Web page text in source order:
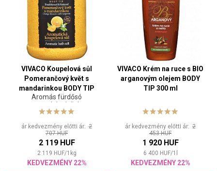
VIVACO Koupelová sůl
Pomerančový květ s
mandarinkou BODY TIP
1500 g
Aromás fürdősó
mandulaolajjal
ár kedvezmény előtti ár: 2
707 HUF
2 119 HUF
2 119 HUF/1 kg
KEDVEZMÉNY 22%
VIVACO Krém na ruce s BIO
arganovým olejem BODY
TIP 300 ml
ár kedvezmény előtti ár: 2
453 HUF
1 920 HUF
6 400 HUF/1
KEDVEZMÉNY 22%